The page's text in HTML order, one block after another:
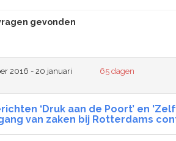
gevonden
2016 - 20 januari
65 dagen
‘Druk aan de Poort’ en
van zaken bij Rotterdams